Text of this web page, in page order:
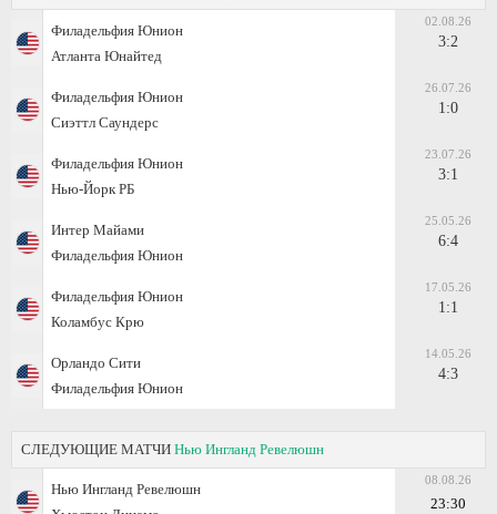
Филадельфия Юнион
Атланта Юнайтед
02.08.26
3:2
Филадельфия Юнион
Сиэттл Саундерс
26.07.26
1:0
Филадельфия Юнион
Нью-Йорк РБ
23.07.26
3:1
Интер Майами
Филадельфия Юнион
25.05.26
6:4
Филадельфия Юнион
Коламбус Крю
17.05.26
1:1
Орландо Сити
Филадельфия Юнион
14.05.26
4:3
СЛЕДУЮЩИЕ МАТЧИ Нью Ингланд Ревелюшн
Нью Ингланд Ревелюшн
08.08.26
23:30